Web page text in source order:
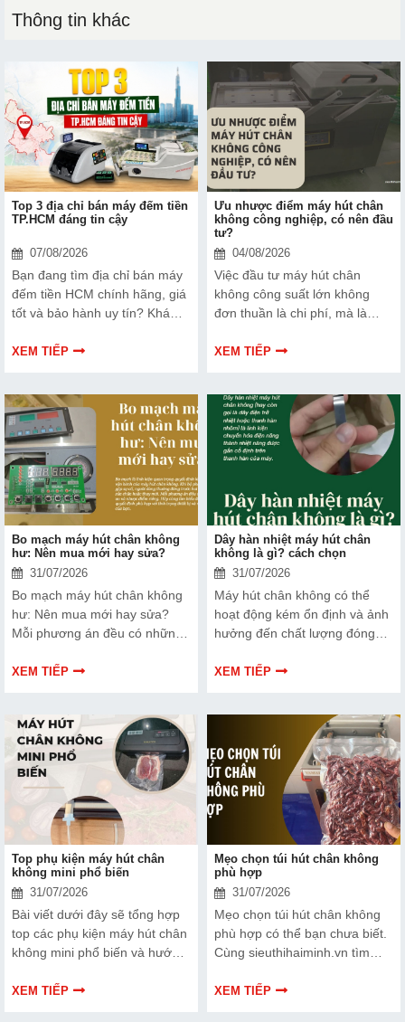
Thông tin khác
Top 3 địa chỉ bán máy đếm tiền
TP.HCM đáng tin cậy
07/08/2026
Bạn đang tìm địa chỉ bán máy
đếm tiền HCM chính hãng, giá
tốt và bảo hành uy tín? Khám
nhiều doanh nghiệp, cửa hàng
XEM TIẾP
Ưu nhược điểm máy hút chân
không công nghiệp, có nên đầu
tư?
04/08/2026
Việc đầu tư máy hút chân
không công suất lớn không
đơn thuần là chi phí, mà là
sản phẩm và nâng cao vị thế
điểm của thiết bị này để có
thêm thông tin và giúp bạn đưa
ra lựa chọn phù hợp, hiệu quả
hơn nhé!
XEM TIẾP
Bo mạch máy hút chân không
hư: Nên mua mới hay sửa?
31/07/2026
Bo mạch máy hút chân không
hư: Nên mua mới hay sửa?
Mỗi phương án đều có những
cùng tìm hiểu để đưa ra quyết
XEM TIẾP
Dây hàn nhiệt máy hút chân
không là gì? cách chọn
31/07/2026
Máy hút chân không có thể
hoạt động kém ổn định và ảnh
hưởng đến chất lượng đóng
Bài viết dưới đây sẽ giúp bạn
XEM TIẾP
Top phụ kiện máy hút chân
không mini phổ biến
31/07/2026
Bài viết dưới đây sẽ tổng hợp
top các phụ kiện máy hút chân
không mini phổ biến và hướng
chuẩn kỹ thuật ngay tại nhà.
XEM TIẾP
Mẹo chọn túi hút chân không
phù hợp
31/07/2026
Mẹo chọn túi hút chân không
phù hợp có thể bạn chưa biết.
Cùng sieuthihaiminh.vn tìm
thông tin bài viết dưới đây nhé!
XEM TIẾP